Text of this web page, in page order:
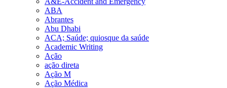
ABA
Abrantes
Abu Dhabi
ACA; Saúde; quiosque da saúde
Academic Writing
Ação
ação direta
Ação M
Ação Médica